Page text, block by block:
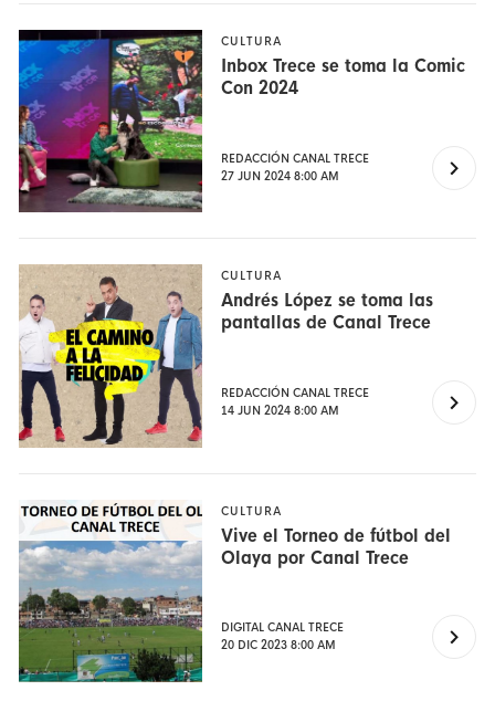
CULTURA
Inbox Trece se toma la Comic
Con 2024
REDACCIÓN CANAL TRECE
27 JUN 2024 8:00 AM
CULTURA
Andrés López se toma las
pantallas de Canal Trece
REDACCIÓN CANAL TRECE
14 JUN 2024 8:00 AM
CULTURA
Vive el Torneo de fútbol del
Olaya por Canal Trece
DIGITAL CANAL TRECE
20 DIC 2023 8:00 AM